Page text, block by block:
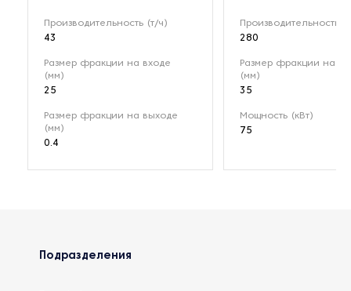
Производительность (т/ч)
43
Размер фракции на входе
(мм)
25
Размер фракции на выходе
(мм)
0.4
Производительность
280
Размер фракции на
(мм)
35
Мощность (кВт)
75
Подразделения